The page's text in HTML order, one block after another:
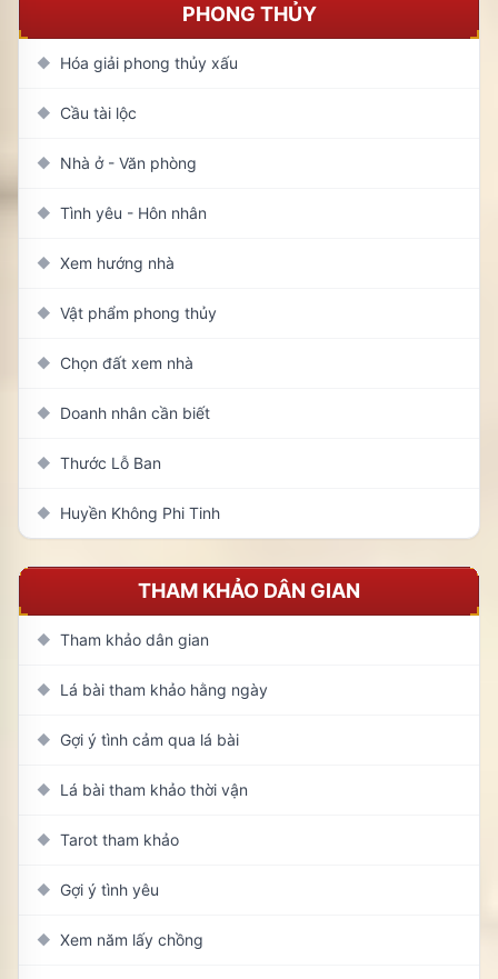
PHONG THỦY
◆ Hóa giải phong thủy xấu
◆ Cầu tài lộc
◆ Nhà ở - Văn phòng
◆ Tình yêu - Hôn nhân
◆ Xem hướng nhà
◆ Vật phẩm phong thủy
◆ Chọn đất xem nhà
◆ Doanh nhân cần biết
◆ Thước Lỗ Ban
◆ Huyền Không Phi Tinh
THAM KHẢO DÂN GIAN
◆ Tham khảo dân gian
◆ Lá bài tham khảo hằng ngày
◆ Gợi ý tình cảm qua lá bài
◆ Lá bài tham khảo thời vận
◆ Tarot tham khảo
◆ Gợi ý tình yêu
◆ Xem năm lấy chồng